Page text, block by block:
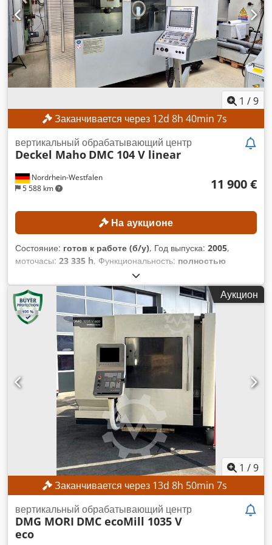
1 /9
Заканчивается через 12d 8h 40min 5s
Nordrhein-Westfalen
5 588 km
вертикальный обрабатывающий центр
Deckel Maho DMC 104 V linear
11 900 €
На аукционе
Состояние: готов к работе (б/у), Год выпуска: 2005,
моточасы: 23 335 h, Функциональность: полностью
, ход по оси X:
мм, ход по оси Z:500 мм, модель контроллера:Heidenhain
iTNC 530
, максимальная скорость шпинделя:8 000 об/
мин, ТЕХНИЧЕСКИЕ ХАРАКТЕРИСТИКИ ПЕРИФЕРИЯ Ось
X: 1040 мм Ось Y: 600 мм Ось Z: 500 мм РАБОЧИЙ СТОЛ
Площадь стола: 1250 × 600 мм Максимальная нагрузка на
стол: 600 кг ШПИНДЕЛЬ И ПАТРОН ДЛЯ ИНСТРУМЕНТА
Патрон для инструмента: SK 40 Скорость вращения
шпинделя: 1–8000 об/мин Крутящий момент шпинделя
S1/S6: 140/200 Нм Мощность двигателя шпинделя при
100/40 % времени работы: 13/19 кВт ПОДАЧИ И БЫСТРОЕ
ПЕРЕМЕЩЕНИЕ Диапазон подач: макс. 40 000 мм/мин
Быстрое перемещение по осям X и Z: макс. 70 м/мин
Быстрое перемещение по оси Y: макс. 40 м/мин СИСТЕМА
СМЕНЫ ИНСТРУМЕНТА Количество мест для инструмента:
30 Диаметр инструмента: макс. 100 мм Диаметр
инструмента при наличии свободных мест: макс. 140 мм
Длина инструмента: макс. 300 мм Вес инструмента: макс. 7
кг СИСТЕМА ПОДАЧИ ОХЛАЖДАЮЩЕЙ ЖИДКОСТИ
Внутренняя подача охлаждающей жидкости через
шпиндель: 20 бар МОТОЧАСЫ Общее количество часов
работы: 70 278 ч Часы работы шпинделя: 23 335 ч
Аукцион
1 /9
Заканчивается через 13d 8h 50min 5s
вертикальный обрабатывающий центр
DMG MORI DMC ecoMill 1035 V
eco